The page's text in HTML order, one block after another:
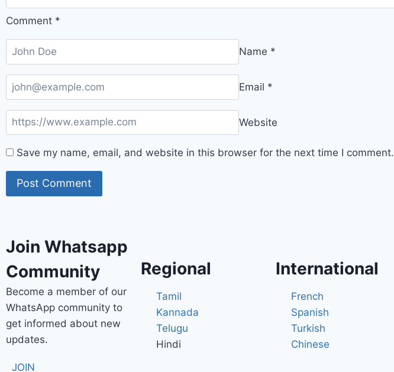
Comment *
Name *
Email *
Website
Save my name, email, and website in this browser for the next time I comment.
Join Whatsapp
Community
Become a member of our
WhatsApp community to
get informed about new
updates.
JOIN
Regional
Tamil
Kannada
Telugu
Hindi
International
French
Spanish
Turkish
Chinese